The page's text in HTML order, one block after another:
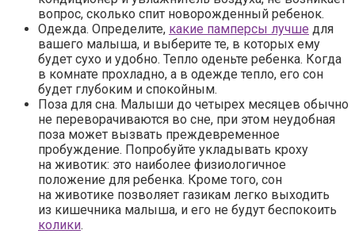
вопрос, сколько спит новорожденный ребенок.
Одежда. Определите, какие памперсы лучше для
вашего малыша, и выберите те, в которых ему
будет сухо и удобно. Тепло оденьте ребенка. Когда
в комнате прохладно, а в одежде тепло, его сон
будет глубоким и спокойным.
Поза для сна. Малыши до четырех месяцев обычно
не переворачиваются во сне, при этом неудобная
поза может вызвать преждевременное
пробуждение. Попробуйте укладывать кроху
на животик: это наиболее физиологичное
положение для ребенка. Кроме того, сон
на животике позволяет газикам легко выходить
из кишечника малыша, и его не будут беспокоить
колики.